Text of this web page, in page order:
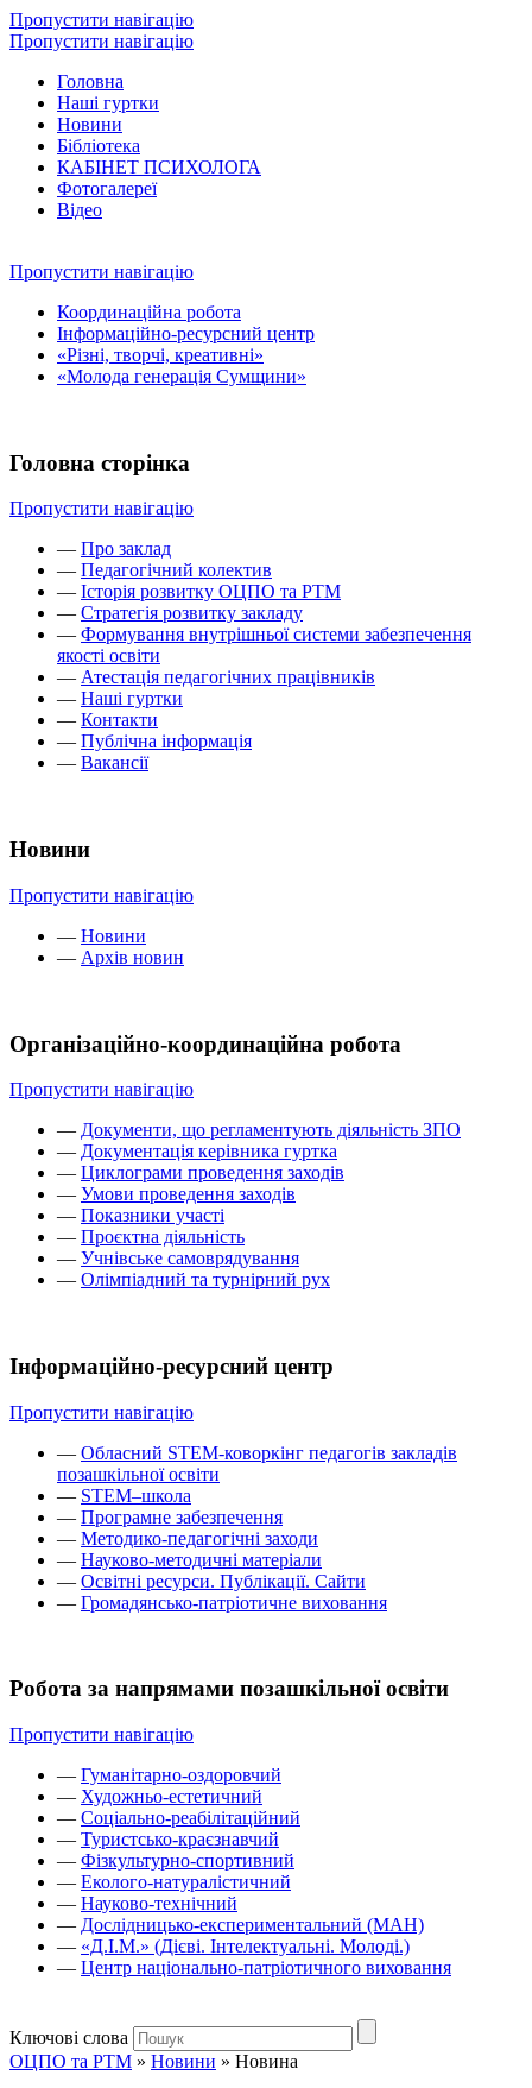
Пропустити навігацію
Пропустити навігацію
Головна
Наші гуртки
Новини
Бібліотека
КАБІНЕТ ПСИХОЛОГА
Фотогалереї
Відео
Пропустити навігацію
Координаційна робота
Інформаційно-ресурсний центр
«Різні, творчі, креативні»
«Молода генерація Сумщини»
Головна сторінка
Пропустити навігацію
— Про заклад
— Педагогічний колектив
— Історія розвитку ОЦПО та РТМ
— Стратегія розвитку закладу
— Формування внутрішньої системи забезпечення
якості освіти
— Атестація педагогічних працівників
— Наші гуртки
— Контакти
— Публічна інформація
— Вакансії
Новини
Пропустити навігацію
— Новини
— Архів новин
Організаційно-координаційна робота
Пропустити навігацію
— Документи, що регламентують діяльність ЗПО
— Документація керівника гуртка
— Циклограми проведення заходів
— Умови проведення заходів
— Показники участі
— Проєктна діяльність
— Учнівське самоврядування
— Олімпіадний та турнірний рух
Інформаційно-ресурсний центр
Пропустити навігацію
— Обласний STEM-коворкінг педагогів закладів
позашкільної освіти
— STEM–школа
— Програмне забезпечення
— Методико-педагогічні заходи
— Науково-методичні матеріали
— Освітні ресурси. Публікації. Сайти
— Громадянсько-патріотичне виховання
Робота за напрямами позашкільної освіти
Пропустити навігацію
— Гуманітарно-оздоровчий
— Художньо-естетичний
— Соціально-реабілітаційний
— Туристсько-краєзнавчий
— Фізкультурно-спортивний
— Еколого-натуралістичний
— Науково-технічний
— Дослідницько-експериментальний (МАН)
— «Д.І.М.» (Дієві. Інтелектуальні. Молоді.)
— Центр національно-патріотичного виховання
Ключові слова
ОЦПО та РТМ » Новини » Новина